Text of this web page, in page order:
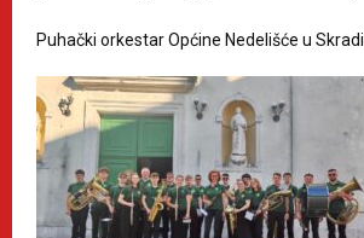
Puhački orkestar Općine Nedelišće u